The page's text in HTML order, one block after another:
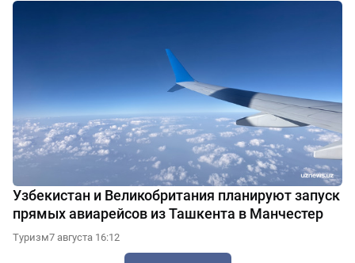
Узбекистан и Великобритания планируют запуск
прямых авиарейсов из Ташкента в Манчестер
Туризм7 августа 16:12